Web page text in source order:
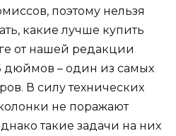
поэтому нельзя
какие лучше купить
от нашей редакции
дюймов – один из самых
В силу технических
не поражают
такие задачи на них